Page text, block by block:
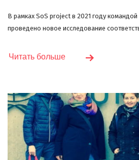
В рамках SoS project в 2021 году
проведено новое исследование
Читать больше